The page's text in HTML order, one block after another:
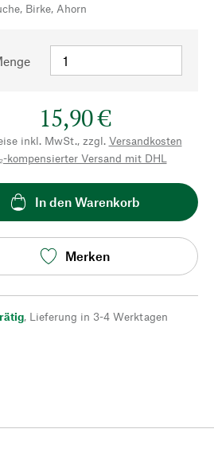
Birke, Ahorn
15,90 €
inkl. MwSt., zzgl. Versandkosten
kompensierter Versand mit DHL
In den Warenkorb
Merken
, Lieferung in 3-4 Werktagen